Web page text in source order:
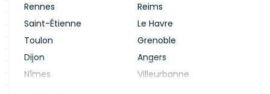
Rennes
Reims
Saint-Étienne
Le Havre
Toulon
Grenoble
Dijon
Angers
Nîmes
Villeurbanne